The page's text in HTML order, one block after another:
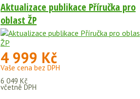
Aktualizace publikace Příručka pro
oblast ŽP
4 999 Kč
Vaše cena bez DPH
6 049 Kč
včetně DPH